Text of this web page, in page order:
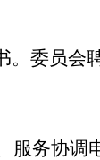
委员会
服务协调